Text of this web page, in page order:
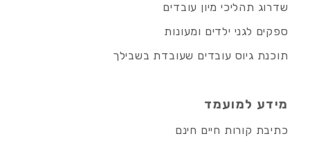
שדרוג תהליכי מיון עובדים
ספקים לגני ילדים ומעונות
תוכנת גיוס עובדים שעובדת בשבילך
מידע למועמד
כתיבת קורות חיים חינם